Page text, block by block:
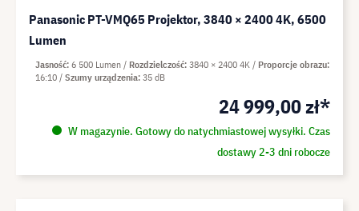
Panasonic PT-VMQ65 Projektor, 3840 × 2400 4K, 6500
Lumen
24 999,00 zł*
W magazynie. Gotowy do natychmiastowej wysyłki. Czas
dostawy 2-3 dni robocze
Jasność 6 500 Lumen Rozdzielczość 3840 × 2400 4K
Proporcje obrazu
16:10
Szumy urządzenia 35 dB